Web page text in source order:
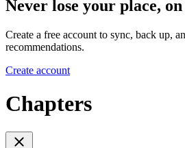
Never lose your place,
Create a free account to sync, back up,
recommendations.
Create account
Chapters